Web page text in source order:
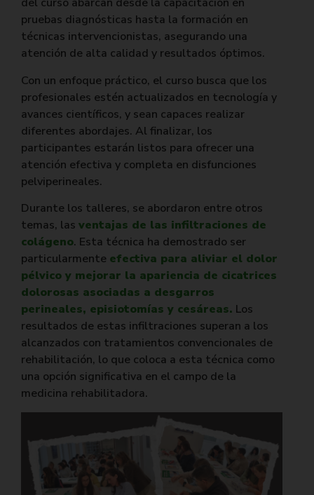
del curso abarcan desde la capacitación en
pruebas diagnósticas hasta la formación en
técnicas intervencionistas, asegurando una
atención de alta calidad y resultados óptimos.
Con un enfoque práctico, el curso busca que los
profesionales estén actualizados en tecnología y
avances científicos, y sean capaces realizar
diferentes abordajes. Al finalizar, los
participantes estarán listos para ofrecer una
atención efectiva y completa en disfunciones
pelviperineales.
Durante los talleres, se abordaron entre otros
temas, las ventajas de las infiltraciones de
colágeno. Esta técnica ha demostrado ser
particularmente efectiva para aliviar el dolor
pélvico y mejorar la apariencia de cicatrices
dolorosas asociadas a desgarros
perineales, episiotomías y cesáreas. Los
resultados de estas infiltraciones superan a los
alcanzados con tratamientos convencionales de
rehabilitación, lo que coloca a esta técnica como
una opción significativa en el campo de la
medicina rehabilitadora.